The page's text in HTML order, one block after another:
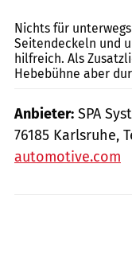
Nichts für
Seiten­deckeln und
hilfreich. Als
Hebebühne aber
Anbieter: SPA
76185 Karlsruhe,
automotive.com